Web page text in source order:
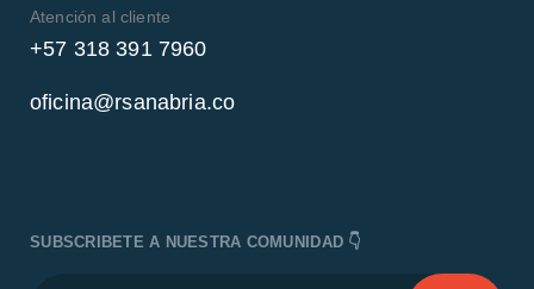
Atención al cliente
+57 318 391 7960
oficina@rsanabria.co
SUBSCRIBETE A NUESTRA COMUNIDAD 👇